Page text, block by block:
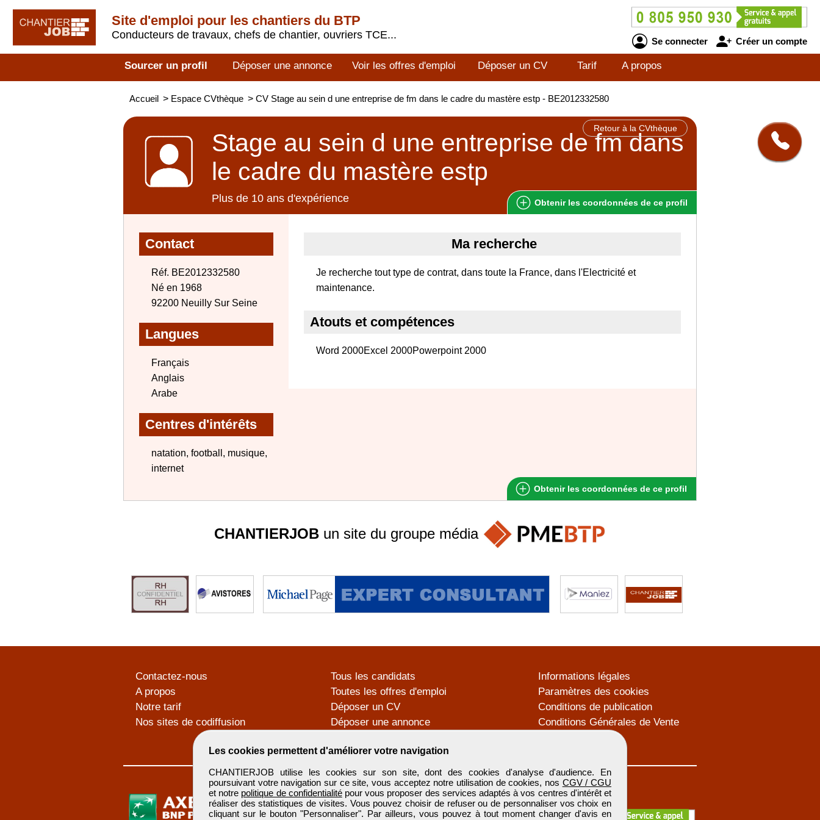
Site d'emploi pour les chantiers du BTP
Conducteurs de travaux, chefs de chantier, ouvriers TCE...
Se connecter Créer un compte
Sourcer un profil Déposer une annonce Voir les offres d'emploi Déposer un CV Tarif A propos
Accueil > Espace CVthèque > CV Stage au sein d une entreprise de fm dans le cadre du mastère estp - BE2012332580
Retour à la CVthèque
Stage au sein d une entreprise de fm dans
le cadre du mastère estp
Plus de 10 ans d'expérience Obtenir les coordonnées de ce profil
Contact
Réf. BE2012332580
Né en 1968
92200 Neuilly Sur Seine
Langues
Français
Anglais
Arabe
Centres d'intérêts
natation, football, musique,
internet
Ma recherche
Je recherche tout type de contrat, dans toute la France, dans l'Electricité et
maintenance.
Atouts et compétences
Word 2000Excel 2000Powerpoint 2000
Obtenir les coordonnées de ce profil
Les cookies permettent d'améliorer votre navigation
CHANTIERJOB utilise les cookies sur son site, dont des cookies d'analyse d'audience. En
poursuivant votre navigation sur ce site, vous acceptez notre utilisation de cookies, nos CGV / CGU
et notre politique de confidentialitépour vous proposer des services adaptés à vos centres d'intérêt et
réaliser des statistiques de visites. Vous pouvez choisir de refuser ou de personnaliser vos choix en
cliquant sur le bouton "Personnaliser". Par ailleurs, vous pouvez à tout moment changer d'avis en
CHANTIERJOBun site du groupe média
Contactez-nous
A propos
Notre tarif
Nos sites de codiffusion
Tous les candidats
Toutes les offres d'emploi
Déposer un CV
Déposer une annonce
Informations légales
Paramètres des cookies
Conditions de publication
Conditions Générales de Vente